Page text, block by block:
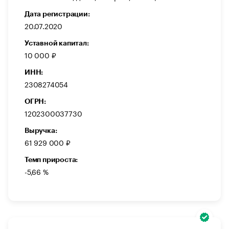
Дата регистрации:
20.07.2020
Уставной капитал:
10 000 ₽
ИНН:
2308274054
ОГРН:
1202300037730
Выручка:
61 929 000 ₽
Темп прироста:
-5,66 %